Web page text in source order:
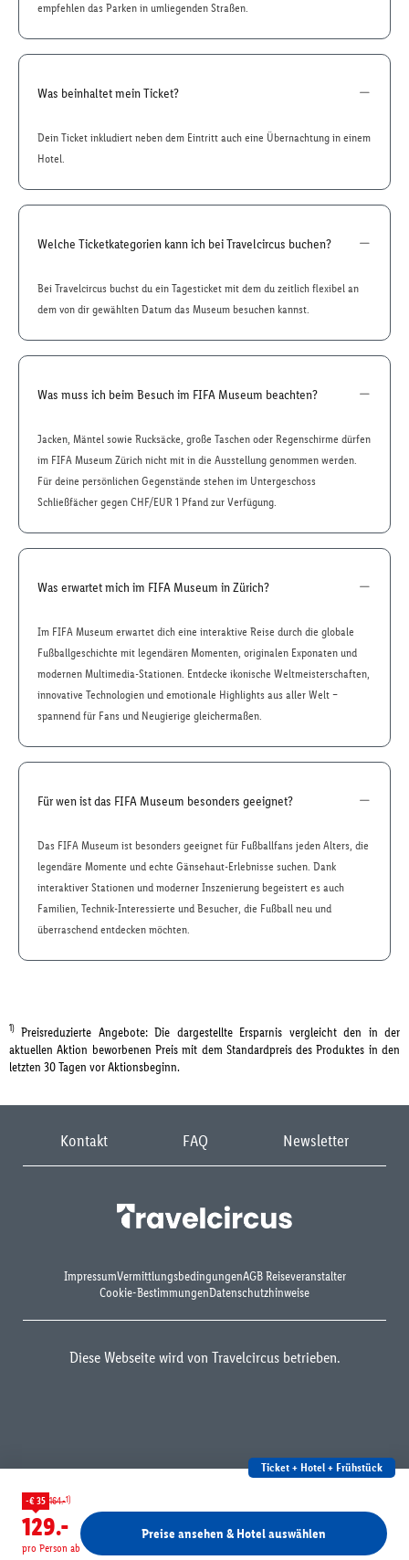
empfehlen das Parken in umliegenden Straßen.
Was beinhaltet mein Ticket?
Dein Ticket inkludiert neben dem Eintritt auch eine Übernachtung in einem
Hotel.
Welche Ticketkategorien kann ich bei Travelcircus buchen?
Bei Travelcircus buchst du ein Tagesticket mit dem du zeitlich flexibel an
dem von dir gewählten Datum das Museum besuchen kannst.
Was muss ich beim Besuch im FIFA Museum beachten?
Jacken, Mäntel sowie Rucksäcke, große Taschen oder Regenschirme dürfen
im FIFA Museum Zürich nicht mit in die Ausstellung genommen werden.
Für deine persönlichen Gegenstände stehen im Untergeschoss
Schließfächer gegen CHF/EUR 1 Pfand zur Verfügung.
Was erwartet mich im FIFA Museum in Zürich?
Im FIFA Museum erwartet dich eine interaktive Reise durch die globale
Fußballgeschichte mit legendären Momenten, originalen Exponaten und
modernen Multimedia-Stationen. Entdecke ikonische Weltmeisterschaften,
innovative Technologien und emotionale Highlights aus aller Welt –
spannend für Fans und Neugierige gleichermaßen.
Für wen ist das FIFA Museum besonders geeignet?
Das FIFA Museum ist besonders geeignet für Fußballfans jeden Alters, die
legendäre Momente und echte Gänsehaut-Erlebnisse suchen. Dank
interaktiver Stationen und moderner Inszenierung begeistert es auch
Familien, Technik-Interessierte und Besucher, die Fußball neu und
überraschend entdecken möchten.
Ticket + Hotel + Frühstück
-€ 35 164.-1)
129.-
pro Person ab
Preise ansehen & Hotel auswählen
1) Preisreduzierte Angebote: Die dargestellte Ersparnis vergleicht den in der
aktuellen Aktion beworbenen Preis mit dem Standardpreis des Produktes in den
letzten 30 Tagen vor Aktionsbeginn.
Kontakt FAQ Newsletter
ImpressumVermittlungsbedingungenAGB Reiseveranstalter
Cookie-BestimmungenDatenschutzhinweise
Diese Webseite wird von Travelcircus betrieben.